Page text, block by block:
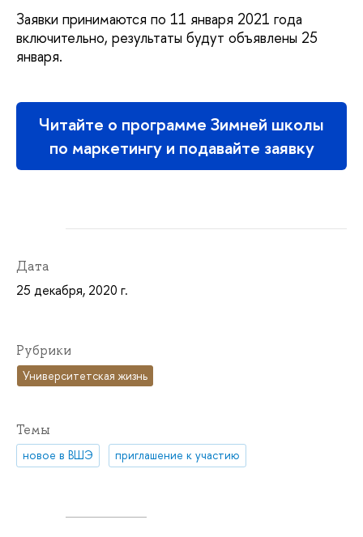
Заявки принимаются по 11 января 2021 года
включительно, результаты будут объявлены 25
января.
Читайте о программе Зимней школы
по маркетингу и подавайте заявку
Дата
25 декабря, 2020 г.
Рубрики
Университетская жизнь
Темы
новое в ВШЭ приглашение к участию